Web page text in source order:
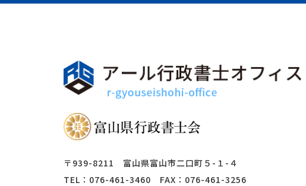
〒939-8211 富山県富山市二口町５-１-４
TEL：076-461-3460 FAX：076-461-3256